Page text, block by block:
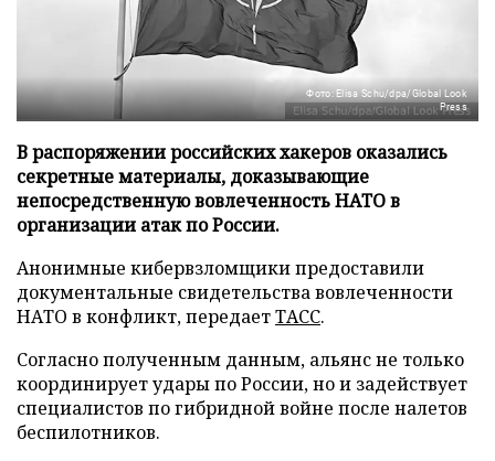
Фото: Elisa Schu/dpa/Global Look
Press
В распоряжении российских хакеров оказались
секретные материалы, доказывающие
непосредственную вовлеченность НАТО в
организации атак по России.
Анонимные кибервзломщики предоставили
документальные свидетельства вовлеченности
НАТО в конфликт, передаетТАСС.
Согласно полученным данным, альянс не только
координирует удары по России, но и задействует
специалистов по гибридной войне после налетов
беспилотников.